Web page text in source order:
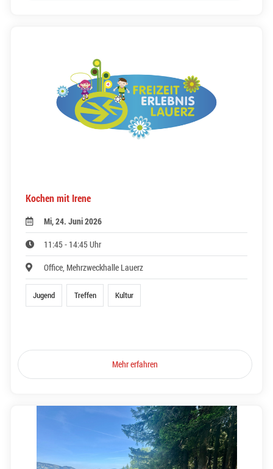
Kochen mit Irene
Mi, 24. Juni 2026
11:45 - 14:45 Uhr
Office, Mehrzweckhalle Lauerz
Jugend Treffen Kultur
Mehr erfahren